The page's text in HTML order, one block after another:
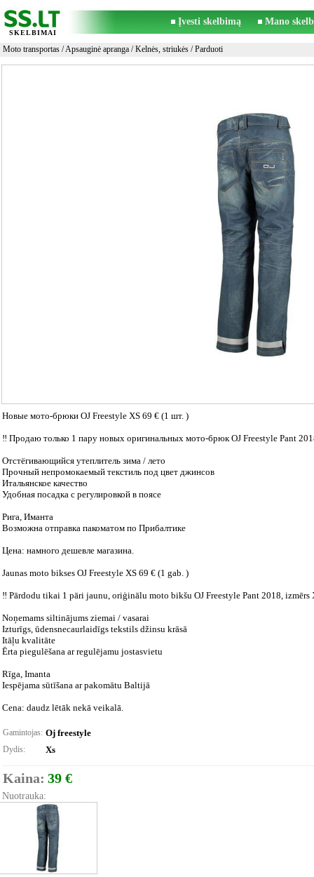
SKELBIMAI
Įvesti skelbimą Mano
Moto transportas /Apsauginė apranga /Kelnės, striukės / Parduoti
Новые мото-брюки OJ Freestyle XS 69 € (1 шт. )
‼ Продаю только 1 пару новых оригинальных мото-брюк OJ Freestyle Pant
Отстёгивающийся утеплитель зима / лето
Прочный непромокаемый текстиль под цвет джинсов
Итальянское качество
Удобная посадка с регулировкой в поясе
Рига, Иманта
Возможна отправка пакоматом по Прибалтике
Цена: намного дешевле магазина.
Jaunas moto bikses OJ Freestyle XS 69 € (1 gab. )
‼ Pārdodu tikai 1 pāri jaunu, oriģinālu moto bikšu OJ Freestyle Pant 2018, izmērs
Noņemams siltinājums ziemai / vasarai
Izturīgs, ūdensnecaurlaidīgs tekstils džinsu krāsā
Itāļu kvalitāte
Ērta piegulēšana ar regulējamu jostasvietu
Rīga, Imanta
Iespējama sūtīšana ar pakomātu Baltijā
Cena: daudz lētāk nekā veikalā.
Gamintojas: Oj freestyle
Dydis: Xs
Kaina: 39 €
Nuotrauka: